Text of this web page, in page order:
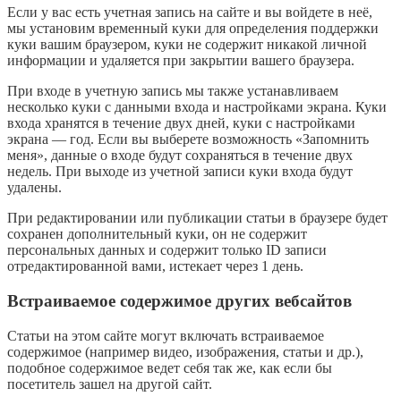
Если у вас есть учетная запись на сайте и вы войдете в неё,
мы установим временный куки для определения поддержки
куки вашим браузером, куки не содержит никакой личной
информации и удаляется при закрытии вашего браузера.
При входе в учетную запись мы также устанавливаем
несколько куки с данными входа и настройками экрана. Куки
входа хранятся в течение двух дней, куки с настройками
экрана — год. Если вы выберете возможность «Запомнить
меня», данные о входе будут сохраняться в течение двух
недель. При выходе из учетной записи куки входа будут
удалены.
При редактировании или публикации статьи в браузере будет
сохранен дополнительный куки, он не содержит
персональных данных и содержит только ID записи
отредактированной вами, истекает через 1 день.
Встраиваемое содержимое других вебсайтов
Статьи на этом сайте могут включать встраиваемое
содержимое (например видео, изображения, статьи и др.),
подобное содержимое ведет себя так же, как если бы
посетитель зашел на другой сайт.